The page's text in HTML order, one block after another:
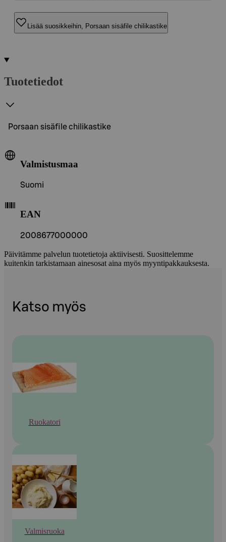
Lisää suosikkeihin, Porsaan sisäfile chilikastike
Tuotetiedot
Porsaan sisäfile chilikastike
Valmistusmaa
Suomi
EAN
2008677000000
Päivitämme palvelun tuotetietoja aktiivisesti. Suosittelemme
kuitenkin tarkistamaan ainesosat aina myös myyntipakkauksesta.
Katso myös
Ruokatori
Valmisruoka